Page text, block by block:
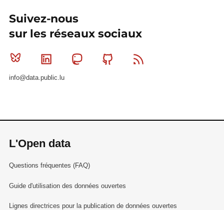
Suivez-nous
sur les réseaux sociaux
Bluesky Linkedin MastodonGithub
info@data.public.lu
L'Open data
Questions fréquentes (FAQ)
Guide d'utilisation des données ouvertes
Lignes directrices pour la publication de données ouvertes